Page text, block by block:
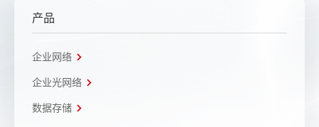
产品
企业网络
企业光网络
数据存储